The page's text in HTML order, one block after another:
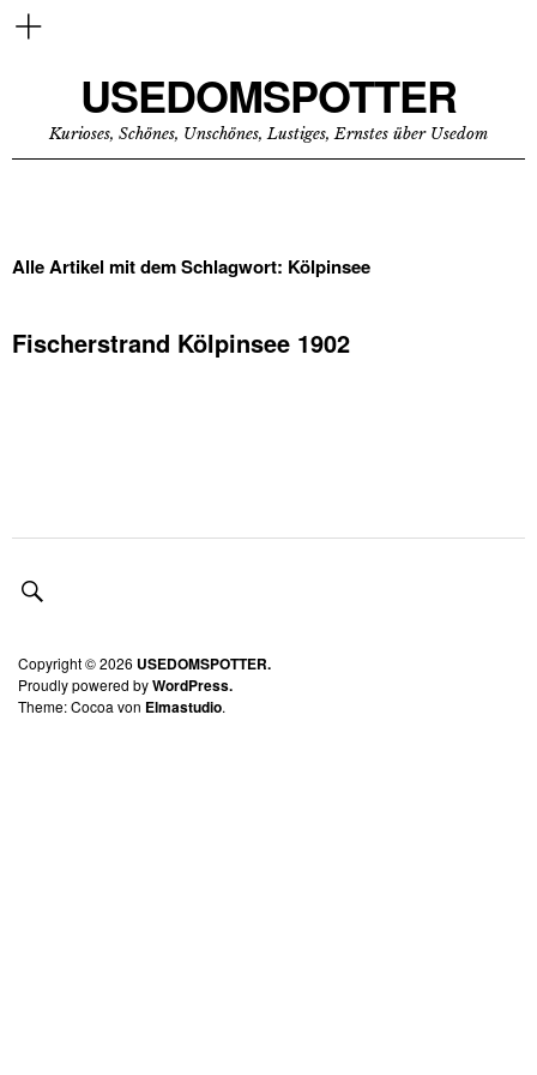
USEDOMSPOTTER
Kurioses, Schönes, Unschönes, Lustiges, Ernstes über Usedom
Alle Artikel mit dem Schlagwort: Kölpinsee
Fischerstrand Kölpinsee 1902
Copyright © 2026 USEDOMSPOTTER.
Proudly powered byWordPress.
Theme: Cocoa von Elmastudio.